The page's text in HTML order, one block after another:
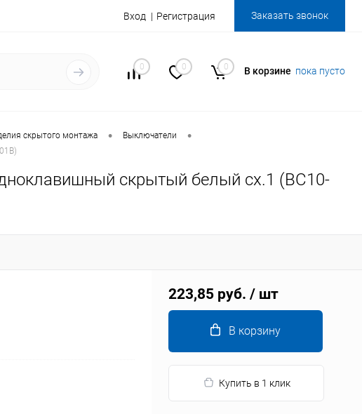
Вход Регистрация Заказать звонок
0 0 0 В корзине пока пусто
скрытого монтажа • Выключатели •
скрытый белый сх.1 (BC10-
223,85 руб. / шт
В корзину
Купить в 1 клик